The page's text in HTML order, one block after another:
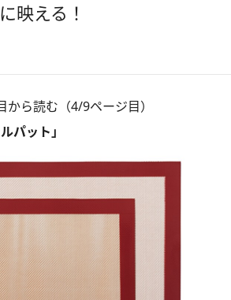
映える！
ら読む（4/9ページ目）
パット」